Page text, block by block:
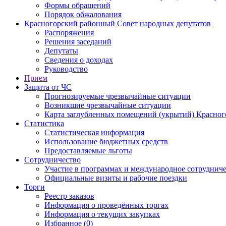
Формы обращений
Порядок обжалования
Красногорский районный Совет народных депутатов
Распоряжения
Решения заседаний
Депутаты
Сведения о доходах
Руководство
Прием
Защита от ЧС
Прогнозируемые чрезвычайные ситуации
Возникшие чрезвычайные ситуации
Карта заглубленных помещений (укрытий)
Статистика
Статистическая информация
Использование бюджетных средств
Предоставляемые льготы
Сотрудничество
Участие в программах и международное
Официальные визиты и рабочие поездки
Торги
Реестр заказов
Информация о проведённых торгах
Информация о текущих закупках
Избранное (0)